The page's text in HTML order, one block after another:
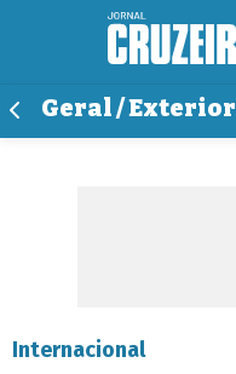
Geral / Exterior
Internacional